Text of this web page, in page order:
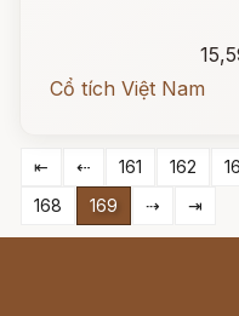
Cổ tích Việt Nam
⇤ ⇠ 161 162
168
169 ⇢ ⇥